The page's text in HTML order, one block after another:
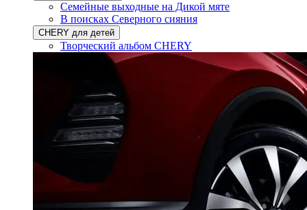
Семейные выходные на Дикой мяте
В поисках Северного сияния
CHERY для детей
Творческий альбом CHERY